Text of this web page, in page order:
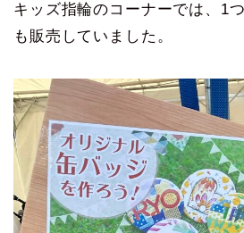
キッズ指輪のコーナーでは、1
も販売していました。